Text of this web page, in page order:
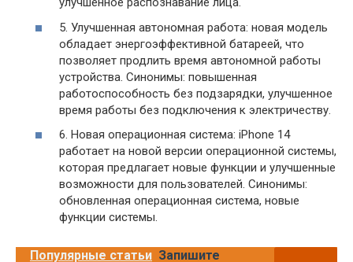
5. Улучшенная автономная работа: новая модель
обладает энергоэффективной батареей, что
позволяет продлить время автономной работы
устройства. Синонимы: повышенная
работоспособность без подзарядки, улучшенное
время работы без подключения к электричеству.
6. Новая операционная система: iPhone 14
работает на новой версии операционной системы,
которая предлагает новые функции и улучшенные
возможности для пользователей. Синонимы:
обновленная операционная система, новые
функции системы.
Популярные статьи Запишите